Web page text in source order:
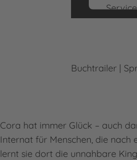
zu
und
Mehr
Buchtrailer |
Cora hat immer Glück – auch
Internat für Menschen, die
lernt sie dort die unnahbare